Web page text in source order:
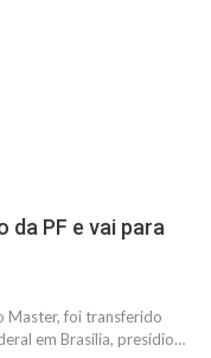
da PF e vai para
Master, foi transferido
em Brasília, presídio…